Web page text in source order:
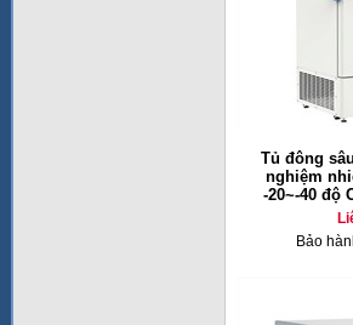
Tủ đông
nghiệm
-20~-40 độ
Bảo